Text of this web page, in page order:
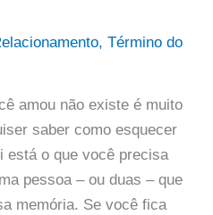
, Término do
amou não existe é muito
saber como esquecer
está o que você precisa
pessoa – ou duas – que
memória. Se você fica